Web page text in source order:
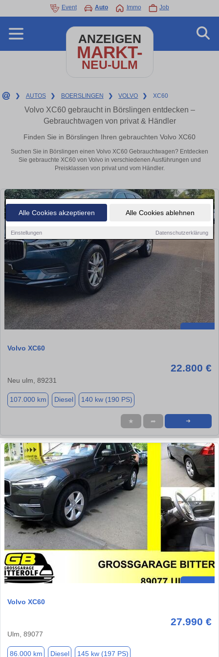
Alle Cookies akzeptieren Alle Cookies ablehnen
Einstellungen Datenschutzerklärung
Event Auto Immo Job
ANZEIGEN
MARKT-
NEU-ULM
❯ AUTOS ❯ BOERSLINGEN ❯ VOLVO ❯ XC60
Volvo XC60 gebraucht in Börslingen entdecken –
Gebrauchtwagen von privat & Händler
Finden Sie in Börslingen Ihren gebrauchten Volvo XC60
Suchen Sie in Börslingen einen Volvo XC60 Gebrauchtwagen? Entdecken
Sie gebrauchte XC60 von Volvo in verschiedenen Ausführungen und
Preisklassen von privat und vom Händler.
Volvo XC60
22.800 €
Neu ulm, 89231
107.000 km Diesel 140 kw (190 PS)
★ ➦ ➜
Volvo XC60
27.990 €
Ulm, 89077
86.000 km Diesel 145 kw (197 PS)